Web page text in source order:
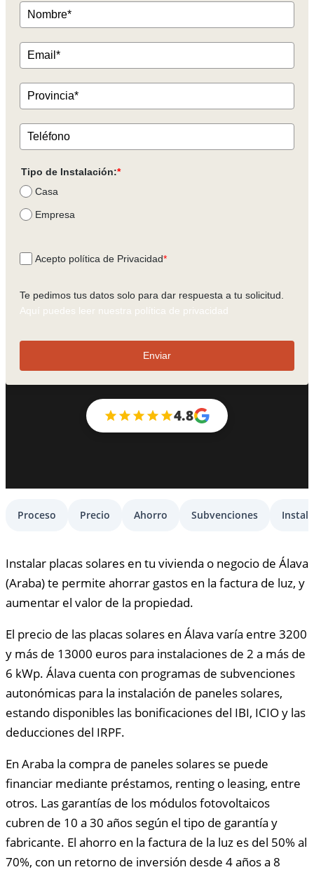
Tipo de Instalación:*
Casa
Empresa
Acepto política de Privacidad*
Te pedimos tus datos solo para dar respuesta a tu solicitud.
Aquí puedes leer nuestra política de privacidad
Enviar
4.8
Proceso Precio Ahorro Subvenciones
Instalar placas solares en tu vivienda o negocio de Álava
(Araba) te permite ahorrar gastos en la factura de luz, y
aumentar el valor de la propiedad.
El precio de las placas solares en Álava varía entre 3200
y más de 13000 euros para instalaciones de 2 a más de
6 kWp. Álava cuenta con programas de subvenciones
autonómicas para la instalación de paneles solares,
estando disponibles las bonificaciones del IBI, ICIO y las
deducciones del IRPF.
En Araba la compra de paneles solares se puede
financiar mediante préstamos, renting o leasing, entre
otros. Las garantías de los módulos fotovoltaicos
cubren de 10 a 30 años según el tipo de garantía y
fabricante. El ahorro en la factura de la luz es del 50% al
70%, con un retorno de inversión desde 4 años a 8